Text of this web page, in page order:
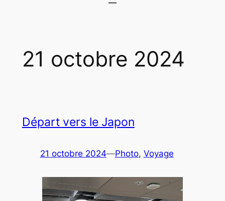
21 octobre 2024
Départ vers le Japon
21 octobre 2024—Photo, Voyage